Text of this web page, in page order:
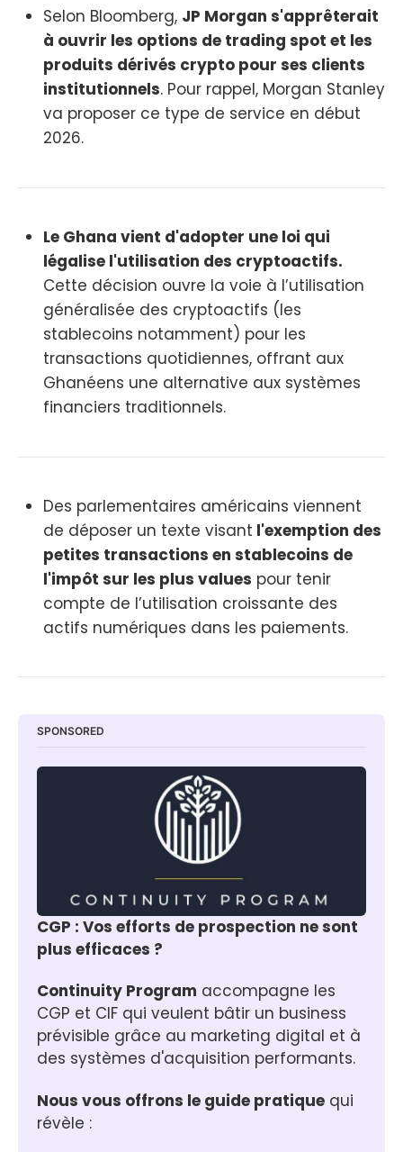
Selon Bloomberg, JP Morgan s'apprêterait
à ouvrir les options de trading spot et les
produits dérivés crypto pour ses clients
institutionnels. Pour rappel, Morgan Stanley
va proposer ce type de service en début
2026.
Le Ghana vient d'adopter une loi qui
légalise l'utilisation des cryptoactifs.
Cette décision ouvre la voie à l’utilisation
généralisée des cryptoactifs (les
stablecoins notamment) pour les
transactions quotidiennes, offrant aux
Ghanéens une alternative aux systèmes
financiers traditionnels.
Des parlementaires américains viennent
de déposer un texte visant l'exemption des
petites transactions en stablecoins de
l'impôt sur les plus values pour tenir
compte de l’utilisation croissante des
actifs numériques dans les paiements.
SPONSORED
CGP : Vos efforts de prospection ne sont
plus efficaces ?
Continuity Program accompagne les
CGP et CIF qui veulent bâtir un business
prévisible grâce au marketing digital et à
des systèmes d'acquisition performants.
Nous vous offrons le guide pratique qui
révèle :